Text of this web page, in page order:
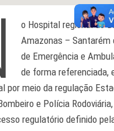
o Hospital regional do
Amazonas – Santarém
de Emergência e
de forma referenciada,
por meio da regulação
e Polícia
regulatório definido